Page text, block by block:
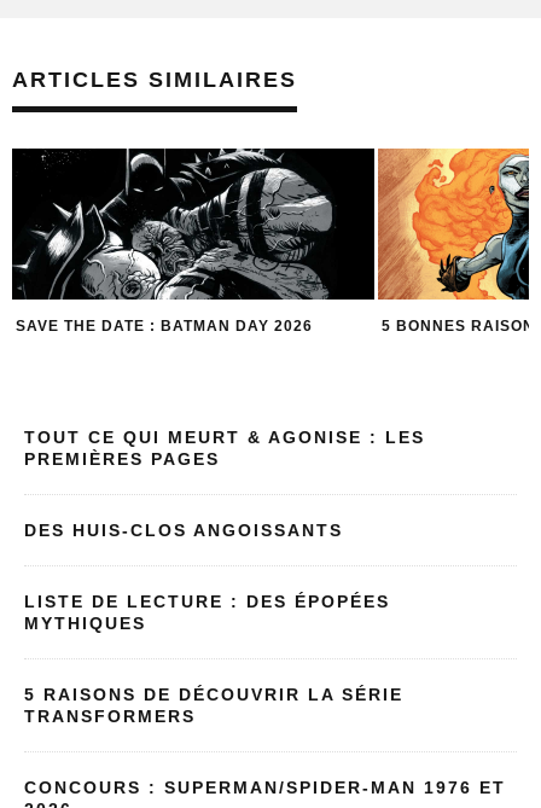
ARTICLES SIMILAIRES
5 BONNES RAISONS DE LIRE SACRIFICE
LES 5 PIRES
TOUT CE QUI MEURT & AGONISE : LES
PREMIÈRES PAGES
DES HUIS-CLOS ANGOISSANTS
LISTE DE LECTURE : DES ÉPOPÉES
MYTHIQUES
5 RAISONS DE DÉCOUVRIR LA SÉRIE
TRANSFORMERS
CONCOURS : SUPERMAN/SPIDER-MAN 1976 ET